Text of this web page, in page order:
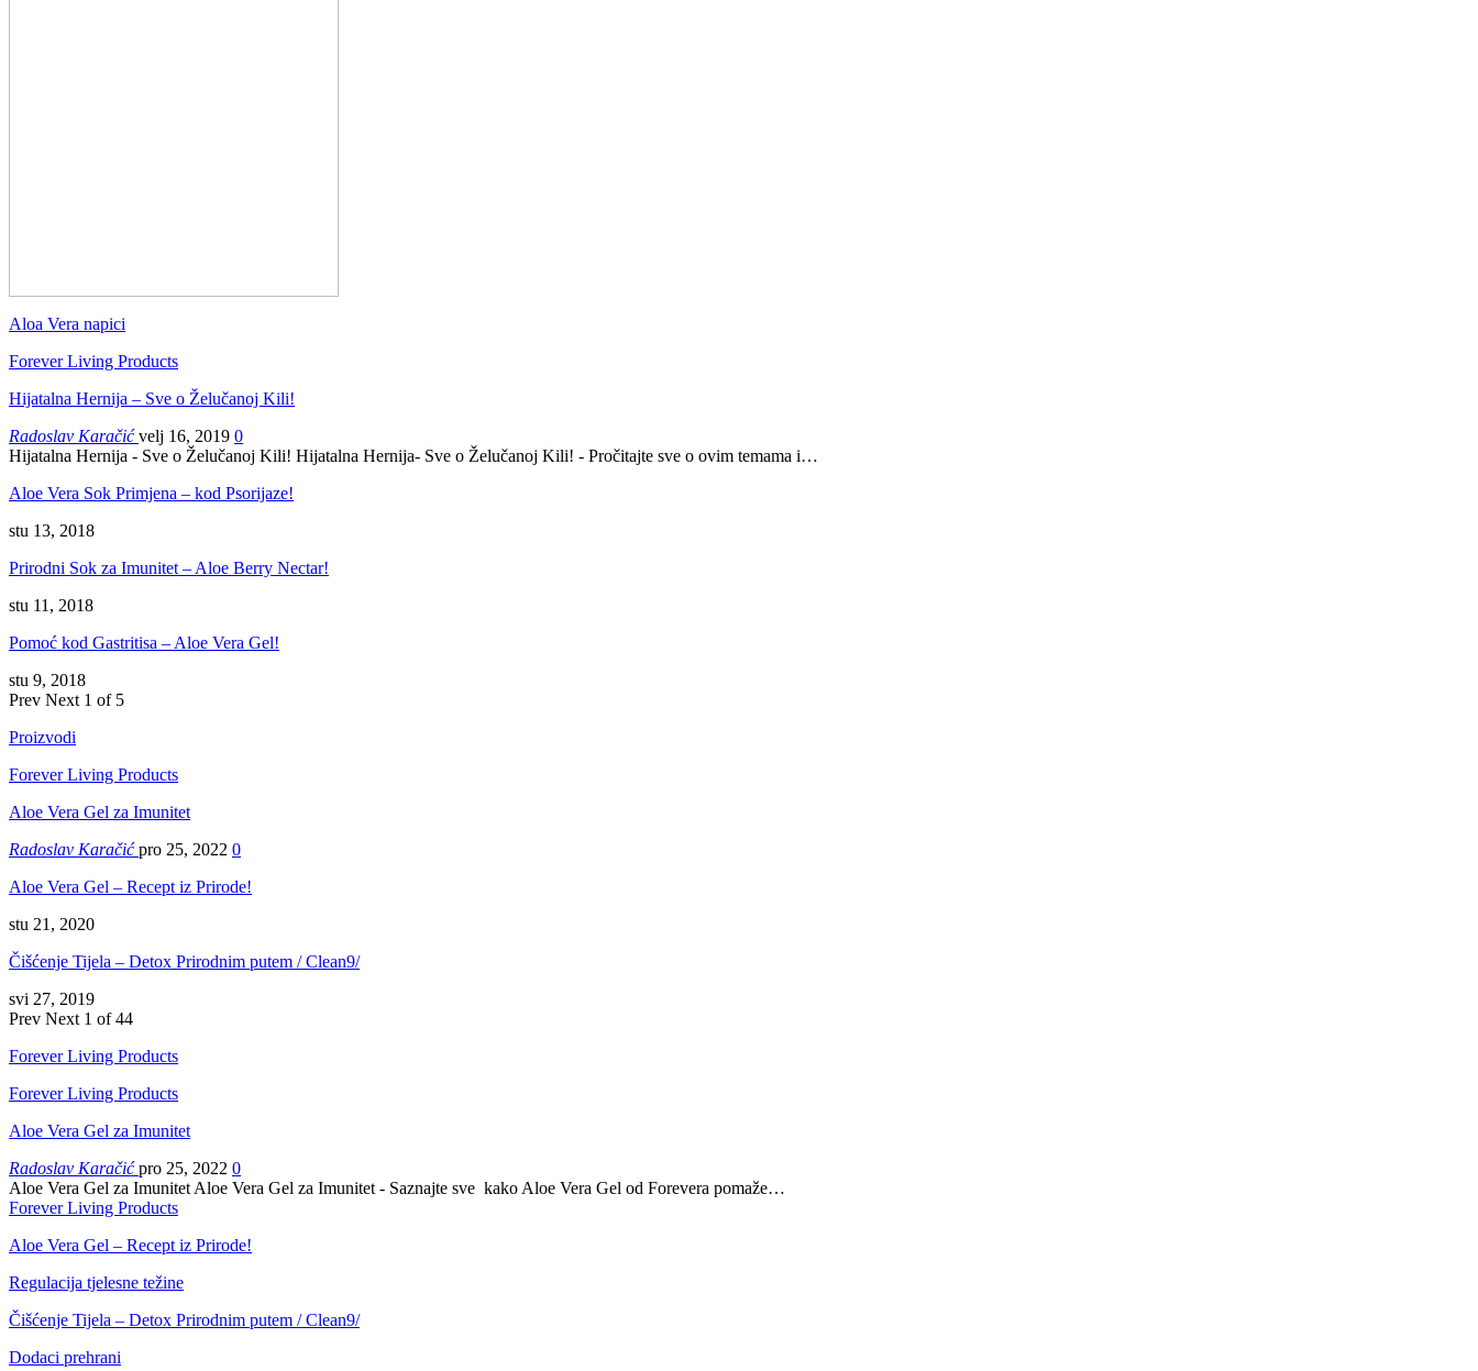
Aloa Vera napici
Forever Living Products
Hijatalna Hernija – Sve o Želučanoj Kili!
Radoslav Karačićvelj 16, 2019 0
Hijatalna Hernija - Sve o Želučanoj Kili! Hijatalna Hernija- Sve o Želučanoj Kili! - Pročitajte sve o ovim temama i…
Aloe Vera Sok Primjena – kod Psorijaze!
stu 13, 2018
Prirodni Sok za Imunitet – Aloe Berry Nectar!
stu 11, 2018
Pomoć kod Gastritisa – Aloe Vera Gel!
stu 9, 2018
Prev Next 1 of 5
Proizvodi
Forever Living Products
Aloe Vera Gel za Imunitet
Radoslav Karačićpro 25, 2022 0
Aloe Vera Gel – Recept iz Prirode!
stu 21, 2020
Čišćenje Tijela – Detox Prirodnim putem / Clean9/
svi 27, 2019
Prev Next 1 of 44
Forever Living Products
Forever Living Products
Aloe Vera Gel za Imunitet
Radoslav Karačićpro 25, 2022 0
Aloe Vera Gel za Imunitet Aloe Vera Gel za Imunitet - Saznajte sve kako Aloe Vera Gel od Forevera pomaže…
Forever Living Products
Aloe Vera Gel – Recept iz Prirode!
Regulacija tjelesne težine
Čišćenje Tijela – Detox Prirodnim putem / Clean9/
Dodaci prehrani